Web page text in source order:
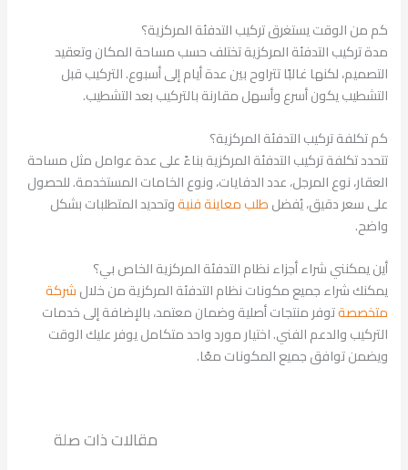
كم من الوقت يستغرق تركيب التدفئة المركزية؟
مدة تركيب التدفئة المركزية تختلف حسب مساحة المكان وتعقيد
التصميم، لكنها غالبًا تتراوح بين عدة أيام إلى أسبوع. التركيب قبل
التشطيب يكون أسرع وأسهل مقارنة بالتركيب بعد التشطيب.
كم تكلفة تركيب التدفئة المركزية؟
تتحدد تكلفة تركيب التدفئة المركزية بناءً على عدة عوامل مثل مساحة
العقار، نوع المرجل، عدد الدفايات، ونوع الخامات المستخدمة. للحصول
على سعر دقيق، يُفضلطلب معاينة فنيةوتحديد المتطلبات بشكل
واضح.
أين يمكنني شراء أجزاء نظام التدفئة المركزية الخاص بي؟
يمكنك شراء جميع مكونات نظام التدفئة المركزية من خلالشركة
متخصصةتوفر منتجات أصلية وضمان معتمد، بالإضافة إلى خدمات
التركيب والدعم الفني. اختيار مورد واحد متكامل يوفر عليك الوقت
ويضمن توافق جميع المكونات معًا.
مقالات ذات صلة